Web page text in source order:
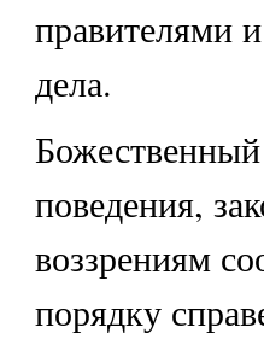
правителями
дела.
Божественный
поведения,
воззрениям
порядку